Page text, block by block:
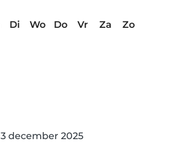
Di Wo Do Vr Za
Zo
3 december 2025